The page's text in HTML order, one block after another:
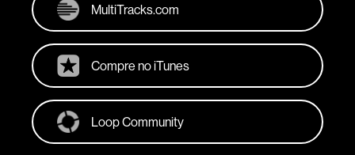
MultiTracks.com
Compre no iTunes
Loop Community